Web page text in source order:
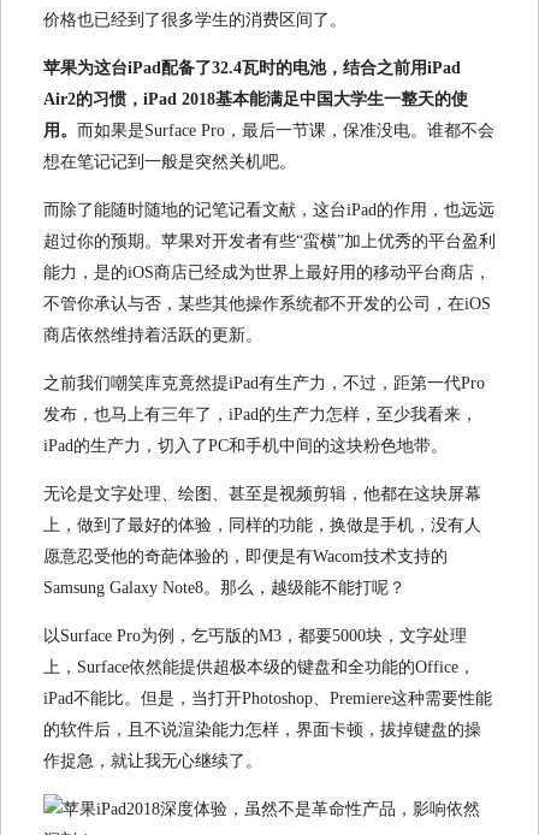
价格也已经到了很多学生的消费区间了。
苹果为这台iPad配备了32.4瓦时的电池，结合之前用iPad
Air2的习惯，iPad 2018基本能满足中国大学生一整天的使
用。 而如果是Surface Pro，最后一节课，保准没电。谁都不会
想在笔记记到一般是突然关机吧。
而除了能随时随地的记笔记看文献，这台iPad的作用，也远远
超过你的预期。苹果对开发者有些“蛮横”加上优秀的平台盈利
能力，是的iOS商店已经成为世界上最好用的移动平台商店，
不管你承认与否，某些其他操作系统都不开发的公司，在iOS
商店依然维持着活跃的更新。
之前我们嘲笑库克竟然提iPad有生产力，不过，距第一代Pro
发布，也马上有三年了，iPad的生产力怎样，至少我看来，
iPad的生产力，切入了PC和手机中间的这块粉色地带。
无论是文字处理、绘图、甚至是视频剪辑，他都在这块屏幕
上，做到了最好的体验，同样的功能，换做是手机，没有人
愿意忍受他的奇葩体验的，即便是有Wacom技术支持的
Samsung Galaxy Note8。那么，越级能不能打呢？
以Surface Pro为例，乞丐版的M3，都要5000块，文字处理
上，Surface依然能提供超极本级的键盘和全功能的Office，
iPad不能比。但是，当打开Photoshop、Premiere这种需要性能
的软件后，且不说渲染能力怎样，界面卡顿，拔掉键盘的操
作捉急，就让我无心继续了。